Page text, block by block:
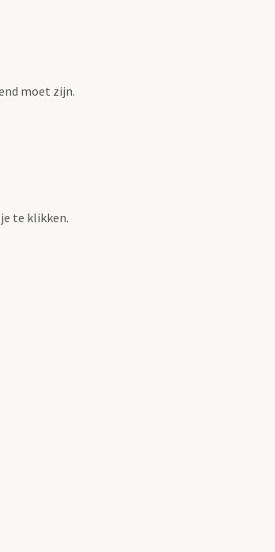
moet zijn.
te klikken.